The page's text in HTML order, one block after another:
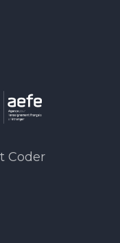
Coder